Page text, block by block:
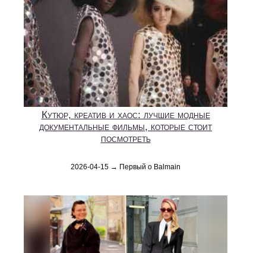
Кутюр, креатив и хаос: лучшие модные
документальные фильмы, которые стоит
посмотреть
2026-04-15 → Первый о Balmain